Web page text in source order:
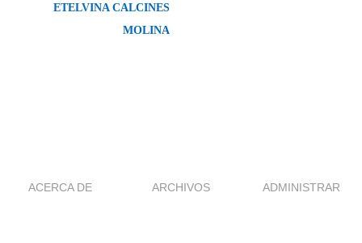
ETELVINA CALCINES
MOLINA
ACERCA DE ARCHIVOS ADMINISTRAR